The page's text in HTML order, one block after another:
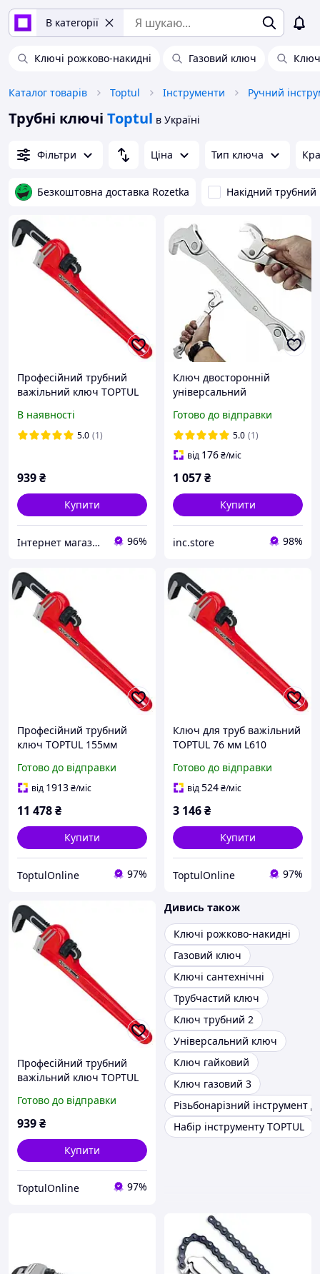
В категорії
Ключі рожково-накидні Газовий ключ
Каталог товарів Toptul Інструменти Ручний
Трубні ключі Toptul в Україні
Фільтри Ціна Тип ключа
Безкоштовна доставка Rozetka Накідний
Професійний трубний
важільний ключ TOPTUL
В наявності
5.0 (1)
939₴
Купити
Інтернет магазин "Megotools" 96%
Ключ двосторонній
універсальний
TOPTUL AEAX3A32
inc.store
Готово до відправки
5.0 (1)
від 176₴/міс
1 057₴
Купити
inc.store 98%
Професійний трубний
ключ TOPTUL 155мм
Готово до відправки
від 1913₴/міс
11 478₴
Купити
ToptulOnline 97%
Ключ для труб важільний
TOPTUL 76 мм L610
Готово до відправки
від524₴/міс
3 146₴
Купити
ToptulOnline 97%
Професійний трубний
важільний ключ TOPTUL
Готово до відправки
939₴
Купити
ToptulOnline 97%
Дивись також
Ключі рожково-накидні
Газовий ключ
Ключі сантехнічні
Трубчастий ключ
Ключ трубний 2
Універсальний ключ
Ключ гайковий
Ключ газовий 3
Різьбонарізний інструмент
Набір інструменту TOPTUL